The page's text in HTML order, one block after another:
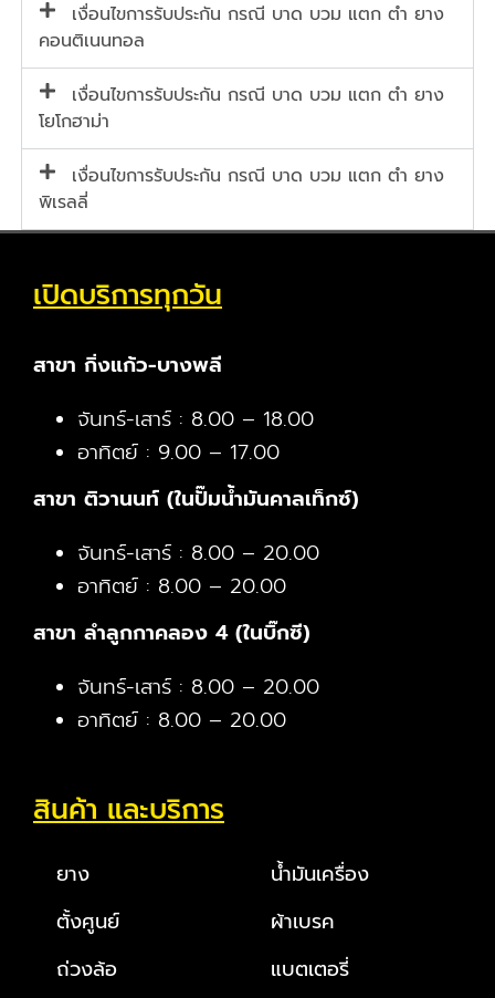
เงื่อนไขการรับประกัน กรณี บาด บวม แตก ตำ ยาง
คอนติเนนทอล
เงื่อนไขการรับประกัน กรณี บาด บวม แตก ตำ ยาง
โยโกฮาม่า
เงื่อนไขการรับประกัน กรณี บาด บวม แตก ตำ ยาง
พิเรลลี่
เปิดบริการทุกวัน
สาขา กิ่งแก้ว-บางพลี
จันทร์-เสาร์ : 8.00 – 18.00
อาทิตย์ : 9.00 – 17.00
สาขา ติวานนท์ (ในปั๊มน้ำมันคาลเท็กซ์)
จันทร์-เสาร์ : 8.00 – 20.00
อาทิตย์ : 8.00 – 20.00
สาขา ลำลูกกาคลอง 4 (ในบิ๊กซี)
จันทร์-เสาร์ : 8.00 – 20.00
อาทิตย์ : 8.00 – 20.00
สินค้า และบริการ
ยาง
ตั้งศูนย์
ถ่วงล้อ
น้ำมันเครื่อง
ผ้าเบรค
แบตเตอรี่